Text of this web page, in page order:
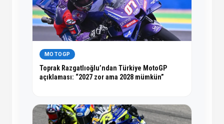
MOTOGP
Toprak Razgatlıoğlu’ndan Türkiye MotoGP
açıklaması: “2027 zor ama 2028 mümkün”